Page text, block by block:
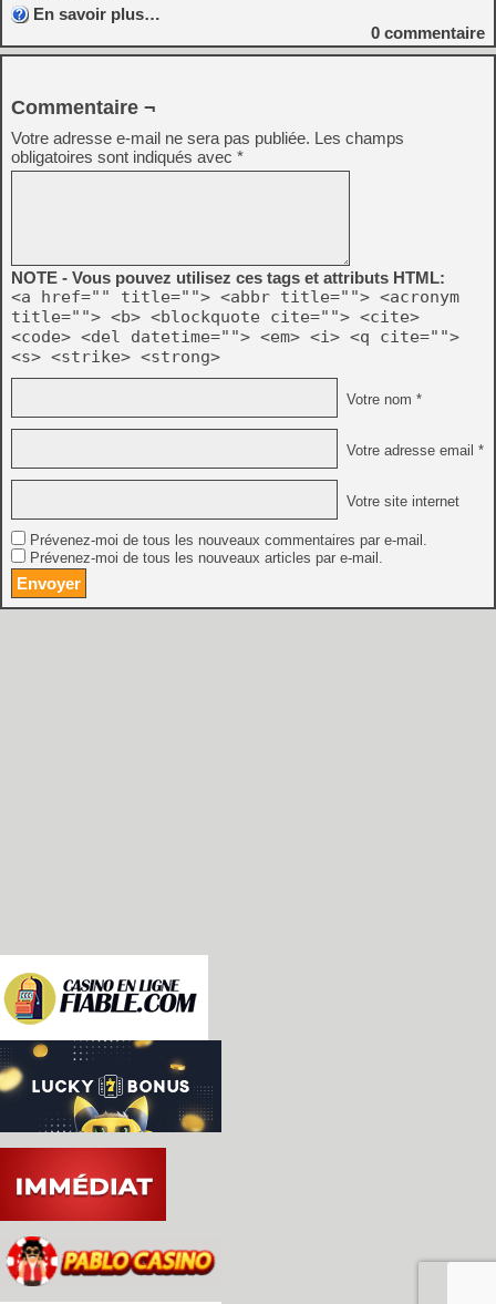
En savoir plus…
0 commentaire
Commentaire ¬
Votre adresse e-mail ne sera pas publiée. Les champs
obligatoires sont indiqués avec *
NOTE - Vous pouvez utilisez ces tags et attributs HTML:
<a href="" title=""> <abbr title=""> <acronym
title=""> <b> <blockquote cite=""> <cite>
<code> <del datetime=""> <em> <i> <q cite="">
<s> <strike> <strong>
Votre nom *
Votre adresse email *
Votre site internet
Prévenez-moi de tous les nouveaux commentaires par e-mail.
Prévenez-moi de tous les nouveaux articles par e-mail.